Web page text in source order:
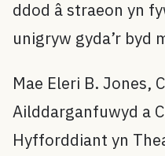
ddod â straeon yn
unigryw gyda’r byd
Mae Eleri B. Jones,
Ailddarganfuwyd a
Hyfforddiant yn